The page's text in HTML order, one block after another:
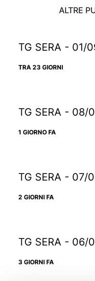
ALTRE
TG SERA - 01/
TRA 23 GIORNI
TG SERA - 08/
1 GIORNO FA
TG SERA - 07/
2 GIORNI FA
TG SERA - 06/
3 GIORNI FA